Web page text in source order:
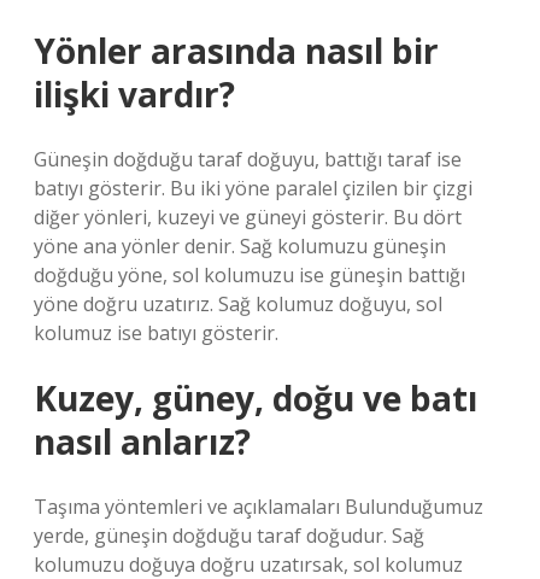
Yönler arasında nasıl bir
ilişki vardır?
Güneşin doğduğu taraf doğuyu, battığı taraf ise
batıyı gösterir. Bu iki yöne paralel çizilen bir çizgi
diğer yönleri, kuzeyi ve güneyi gösterir. Bu dört
yöne ana yönler denir. Sağ kolumuzu güneşin
doğduğu yöne, sol kolumuzu ise güneşin battığı
yöne doğru uzatırız. Sağ kolumuz doğuyu, sol
kolumuz ise batıyı gösterir.
Kuzey, güney, doğu ve batı
nasıl anlarız?
Taşıma yöntemleri ve açıklamaları Bulunduğumuz
yerde, güneşin doğduğu taraf doğudur. Sağ
kolumuzu doğuya doğru uzatırsak, sol kolumuz